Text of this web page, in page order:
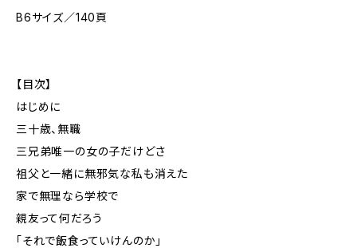
B6サイズ／140頁
【目次】
はじめに
三十歳、無職
三兄弟唯一の女の子だけどさ
祖父と一緒に無邪気な私も消えた
家で無理なら学校で
親友って何だろう
「それで飯食っていけんのか」